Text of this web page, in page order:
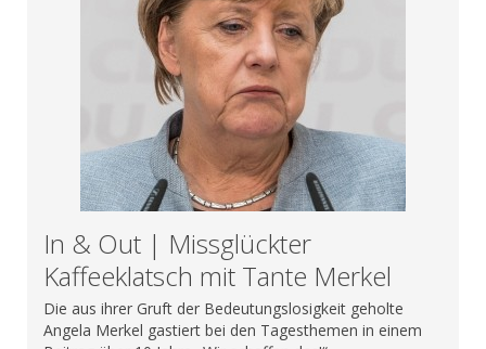
In & Out | Missglückter
Kaffeeklatsch mit Tante Merkel
Die aus ihrer Gruft der Bedeutungslosigkeit geholte
Angela Merkel gastiert bei den Tagesthemen in einem